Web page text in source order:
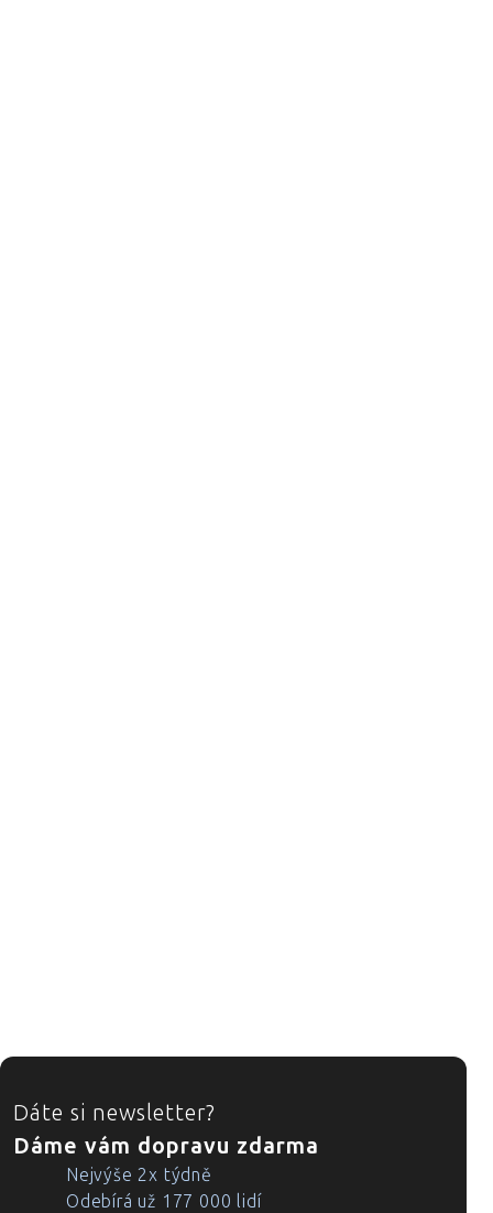
ZÁPATÍ
Dáte si newsletter?
Dáme vám dopravu zdarma
Nejvýše 2x týdně
Odebírá už 177 000 lidí